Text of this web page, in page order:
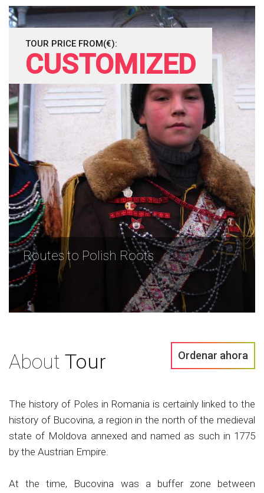
TOUR PRICE FROM(€):
CUSTOMIZED
Routes to Polish Roots
About Tour Ordenar ahora
The history of Poles in Romania is certainly linked to the
history of Bucovina, a region in the north of the medieval
state of Moldova annexed and named as such in 1775
by the Austrian Empire.
At the time, Bucovina was a buffer zone between